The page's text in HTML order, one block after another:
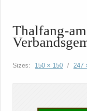
Thalfang-
Sizes: 150 × 150 / 247